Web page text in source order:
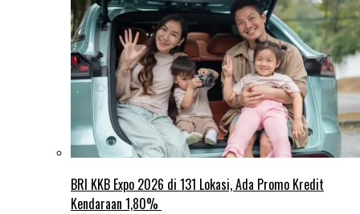
BRI KKB Expo 2026 di 131 Lokasi, Ada Promo Kredit
Kendaraan 1,80%